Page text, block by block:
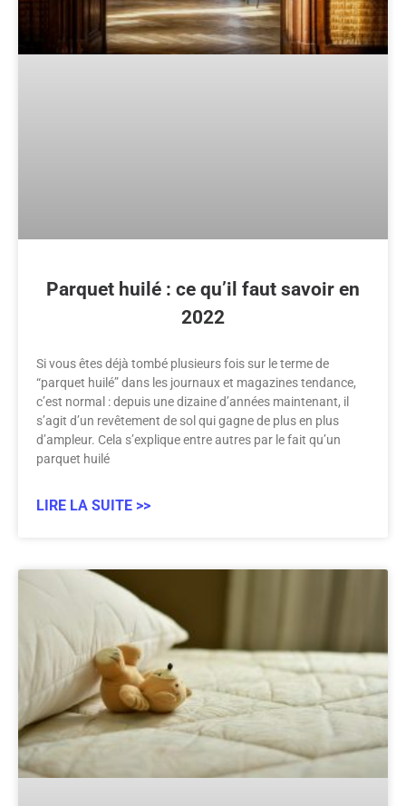
Parquet huilé : ce qu’il faut savoir en
2022
Si vous êtes déjà tombé plusieurs fois sur le terme de
“parquet huilé” dans les journaux et magazines tendance,
c’est normal : depuis une dizaine d’années maintenant, il
s’agit d’un revêtement de sol qui gagne de plus en plus
d’ampleur. Cela s’explique entre autres par le fait qu’un
parquet huilé
LIRE LA SUITE >>